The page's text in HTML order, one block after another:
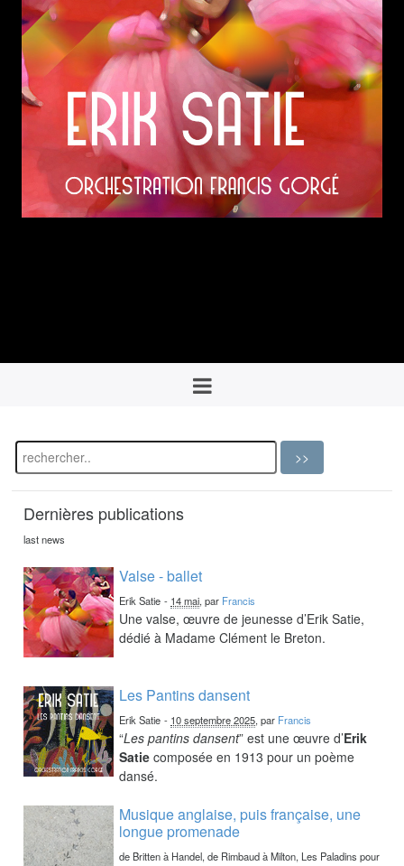
Dernières publications
last news
Valse - ballet
Erik Satie - 14 mai, par Francis
Une valse, œuvre de jeunesse d’Erik Satie,
dédié à Madame Clément le Breton.
Les Pantins dansent
Erik Satie - 10 septembre 2025, par Francis
“Les pantins dansent” est une œuvre d’Erik
Satie composée en 1913 pour un poème
dansé.
Musique anglaise, puis française, une
longue promenade
de Britten à Handel, de Rimbaud à Milton, Les Paladins pour